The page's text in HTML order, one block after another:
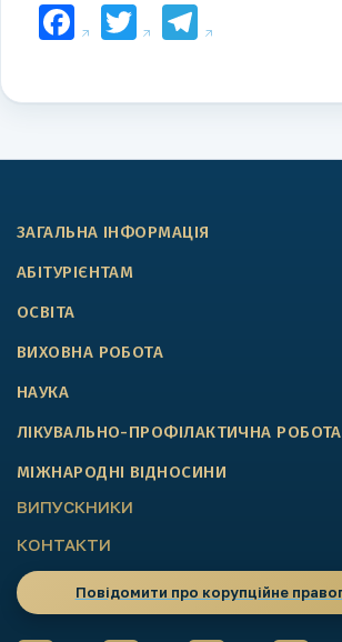
Facebook
TwitterTelegram
ЗАГАЛЬНА ІНФОРМАЦІЯ
АБІТУРІЄНТАМ
ОСВІТА
ВИХОВНА РОБОТА
НАУКА
ЛІКУВАЛЬНО-ПРОФІЛАКТИЧНА РОБОТА
МІЖНАРОДНІ ВІДНОСИНИ
ВИПУСКНИКИ
КОНТАКТИ
Повідомити про корупційне